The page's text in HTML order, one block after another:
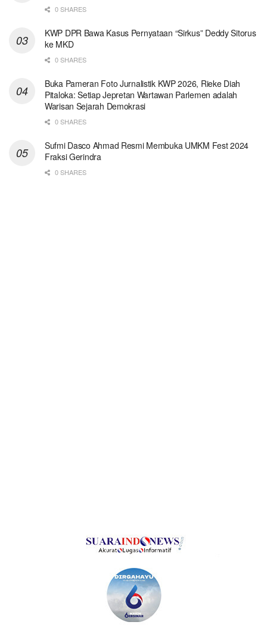
0 SHARES
KWP DPR Bawa Kasus Pernyataan “Sirkus” Deddy Sitorus
ke MKD
0 SHARES
Buka Pameran Foto Jurnalistik KWP 2026, Rieke Diah
Pitaloka: Setiap Jepretan Wartawan Parlemen adalah
Warisan Sejarah Demokrasi
0 SHARES
Sufmi Dasco Ahmad Resmi Membuka UMKM Fest 2024
Fraksi Gerindra
0 SHARES